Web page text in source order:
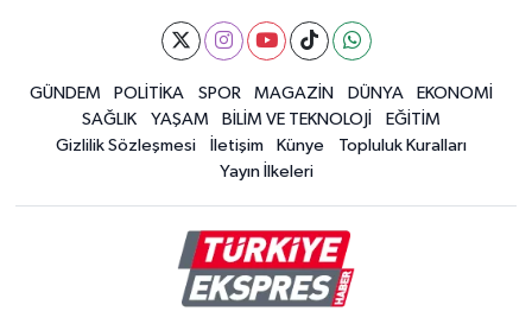
GÜNDEM POLİTİKA SPOR MAGAZİN DÜNYA
EKONOMİ
SAĞLIK
YAŞAM BİLİM VE TEKNOLOJİ
EĞİTİM
Gizlilik Sözleşmesi
İletişim Künye
Topluluk Kuralları
Yayın İlkeleri